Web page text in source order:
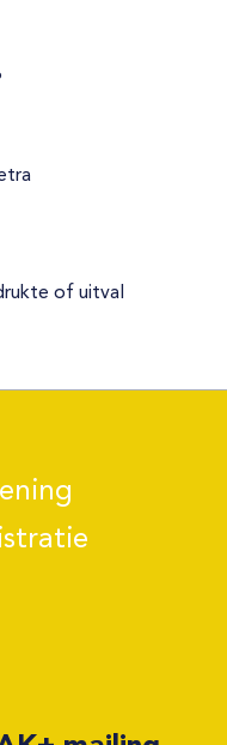
of uitval